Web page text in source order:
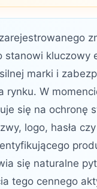
stanowi kluczowy
marki i
rynku. W
się na ochronę
logo, hasła
się naturalne
tego cennego